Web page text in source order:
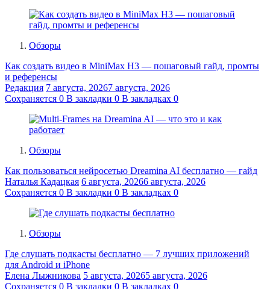
Обзоры
Как создать видео в MiniMax H3 — пошаговый гайд, промты
и референсы
Редакция 7 августа, 20267 августа, 2026
Сохраняется 0 В закладки 0 В закладках 0
Обзоры
Как пользоваться нейросетью Dreamina AI бесплатно — гайд
Наталья Кадацкая 6 августа, 20266 августа, 2026
Сохраняется 0 В закладки 0 В закладках 0
Обзоры
Где слушать подкасты бесплатно — 7 лучших приложений
для Android и iPhone
Елена Лыжникова 5 августа, 20265 августа, 2026
Сохраняется 0 В закладки 0 В закладках 0